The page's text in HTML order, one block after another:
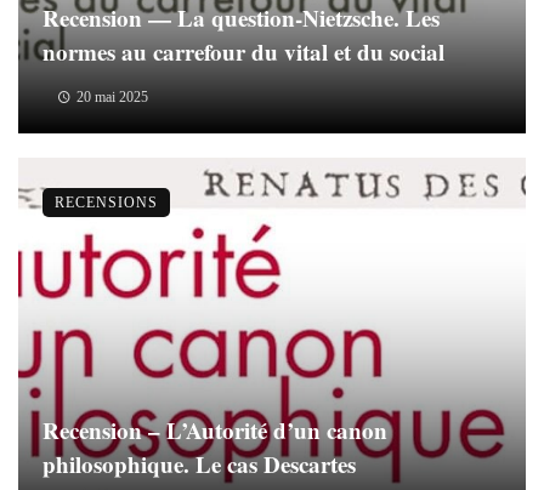
Recension — La question-Nietzsche. Les
normes au carrefour du vital et du social
20 mai 2025
Recension – L’Autorité d’un canon
philosophique. Le cas Descartes
RECENSIONS